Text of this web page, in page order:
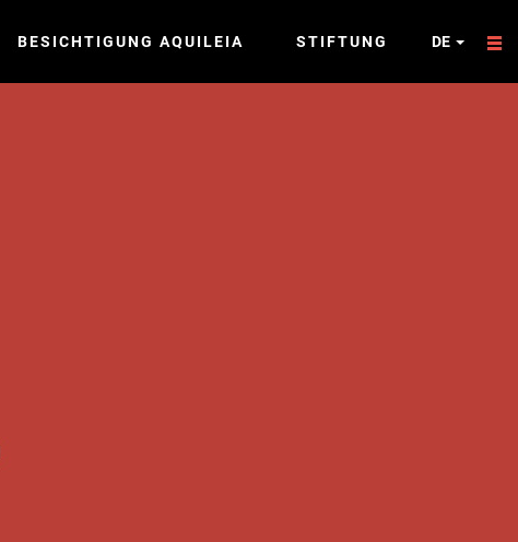
BESICHTIGUNG AQUILEIA STIFTUNG DE